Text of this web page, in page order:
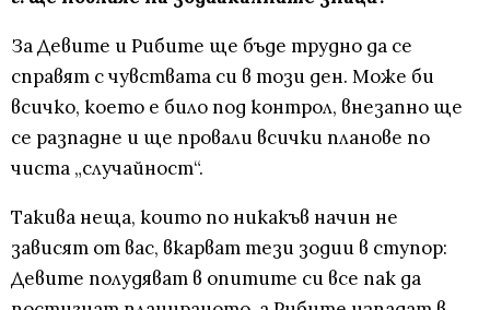
За Девите и Рибите ще бъде трудно да се
справят с чувствата си в този ден. Може би
всичко, което е било под контрол, внезапно ще
се разпадне и ще провали всички планове по
чиста „случайност“.
Такива неща, които по никакъв начин не
зависят от вас, вкарват тези зодии в ступор:
Девите полудяват в опитите си все пак да